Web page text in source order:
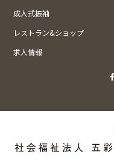
成人式振袖
レストラン&ショップ
求人情報